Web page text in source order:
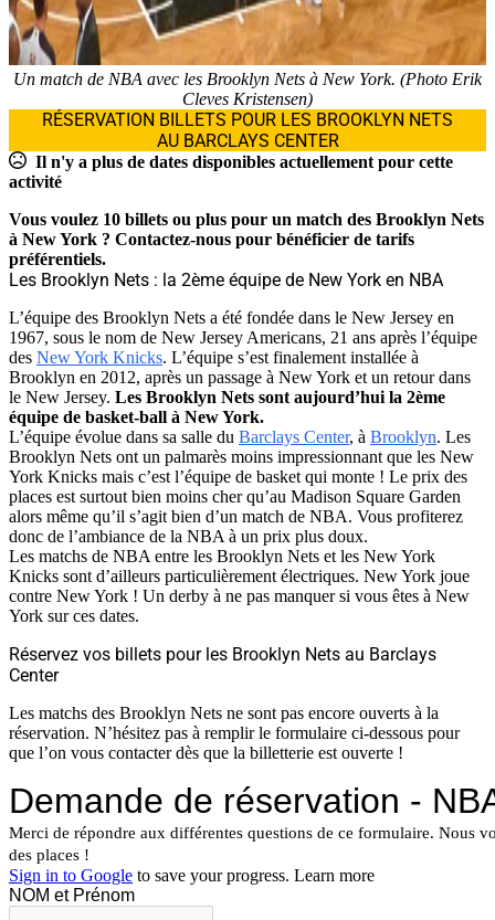
Un match de NBA avec les Brooklyn Nets à New York. (Photo Erik
Cleves Kristensen)
RÉSERVATION BILLETS POUR LES BROOKLYN NETS
AU BARCLAYS CENTER
Il n'y a plus de dates disponibles actuellement pour cette
activité
Vous voulez 10 billets ou plus pour un match des Brooklyn Nets
à New York ? Contactez-nous pour bénéficier de tarifs
préférentiels.
Les Brooklyn Nets : la 2ème équipe de New York en NBA
L’équipe des Brooklyn Nets a été fondée dans le New Jersey en
1967, sous le nom de New Jersey Americans, 21 ans après l’équipe
des New York Knicks. L’équipe s’est finalement installée à
Brooklyn en 2012, après un passage à New York et un retour dans
le New Jersey. Les Brooklyn Nets sont aujourd’hui la 2ème
équipe de basket-ball à New York.
L’équipe évolue dans sa salle du Barclays Center, à Brooklyn. Les
Brooklyn Nets ont un palmarès moins impressionnant que les New
York Knicks mais c’est l’équipe de basket qui monte ! Le prix des
places est surtout bien moins cher qu’au Madison Square Garden
alors même qu’il s’agit bien d’un match de NBA. Vous profiterez
donc de l’ambiance de la NBA à un prix plus doux.
Les matchs de NBA entre les Brooklyn Nets et les New York
Knicks sont d’ailleurs particulièrement électriques. New York joue
contre New York ! Un derby à ne pas manquer si vous êtes à New
York sur ces dates.
Réservez vos billets pour les Brooklyn Nets au Barclays
Center
Les matchs des Brooklyn Nets ne sont pas encore ouverts à la
réservation. N’hésitez pas à remplir le formulaire ci-dessous pour
que l’on vous contacter dès que la billetterie est ouverte !